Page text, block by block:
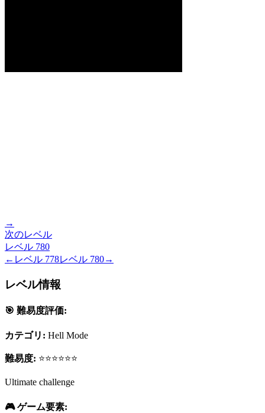
→
次のレベル
レベル 780
← レベル 778レベル 780→
レベル情報
🎯 難易度評価:
カテゴリ: Hell Mode
難易度: ⭐⭐⭐⭐⭐⭐
Ultimate challenge
🎮 ゲーム要素: